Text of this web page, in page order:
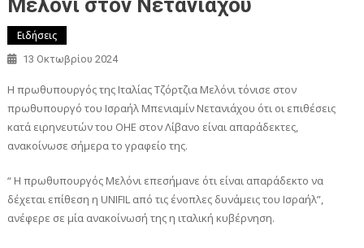
Μελόνι στον Νετανιάχου
Ειδήσεις
13 Οκτωβρίου 2024
Η πρωθυπουργός της Ιταλίας Τζόρτζια Μελόνι τόνισε στον
πρωθυπουργό του Ισραήλ Μπενιαμίν Νετανιάχου ότι οι επιθέσεις
κατά ειρηνευτών του ΟΗΕ στον Λίβανο είναι απαράδεκτες,
ανακοίνωσε σήμερα το γραφείο της.
“ Η πρωθυπουργός Μελόνι επεσήμανε ότι είναι απαράδεκτο να
δέχεται επίθεση η UNIFIL από τις ένοπλες δυνάμεις του Ισραήλ”,
ανέφερε σε μία ανακοίνωσή της η ιταλική κυβέρνηση.